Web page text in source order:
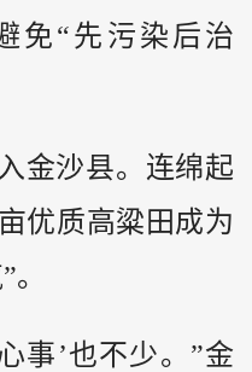
免“先污染后治
金沙县。连绵起
优质高粱田成为
事’也不少。”金